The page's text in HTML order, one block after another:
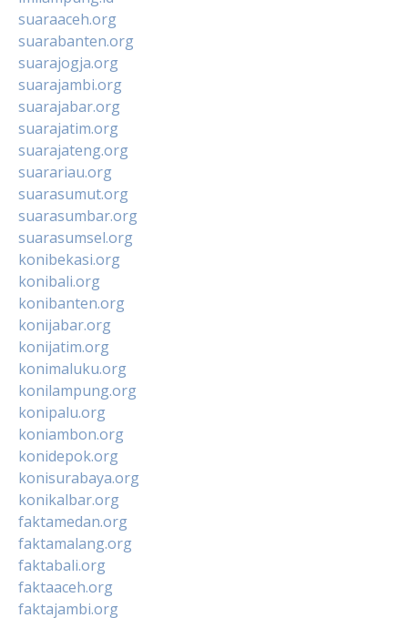
suaraaceh.org
suarabanten.org
suarajogja.org
suarajambi.org
suarajabar.org
suarajatim.org
suarajateng.org
suarariau.org
suarasumut.org
suarasumbar.org
suarasumsel.org
konibekasi.org
konibali.org
konibanten.org
konijabar.org
konijatim.org
konimaluku.org
konilampung.org
konipalu.org
koniambon.org
konidepok.org
konisurabaya.org
konikalbar.org
faktamedan.org
faktamalang.org
faktabali.org
faktaaceh.org
faktajambi.org